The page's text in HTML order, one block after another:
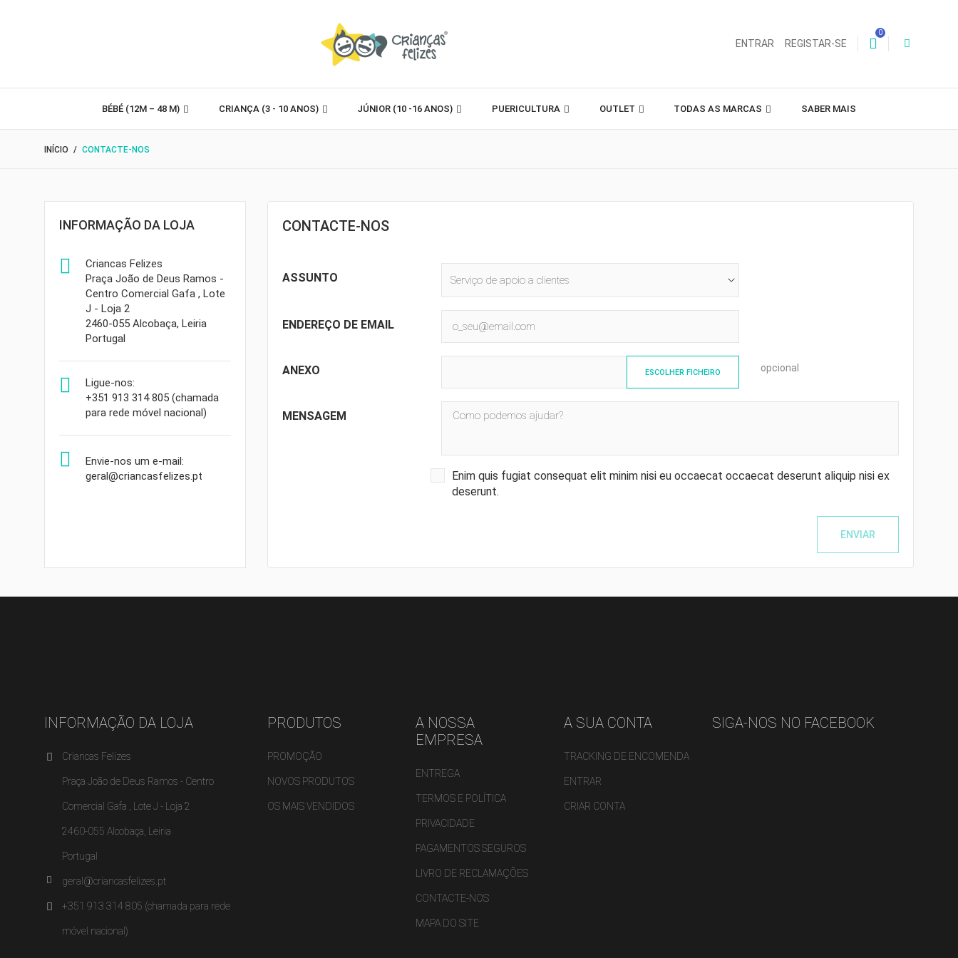
ENTRAR REGISTAR-SE
0
BÉBÉ (12M – 48 M) CRIANÇA (3 - 10 ANOS) JÚNIOR (10 -16 ANOS) PUERICULTURA OUTLET TODAS AS MARCAS SABER MAIS
INÍCIO CONTACTE-NOS
INFORMAÇÃO DA LOJA

Criancas Felizes
Praça João de Deus Ramos -
Centro Comercial Gafa , Lote
J - Loja 2
2460-055 Alcobaça, Leiria
Portugal

Ligue-nos:
+351 913 314 805 (chamada
para rede móvel nacional)

Envie-nos um e-mail:
geral@criancasfelizes.pt
CONTACTE-NOS
ASSUNTO
ENDEREÇO DE EMAIL
ANEXO ESCOLHER FICHEIRO opcional
MENSAGEM
Enim quis fugiat consequat elit minim nisi eu occaecat occaecat deserunt aliquip nisi ex
deserunt.
INFORMAÇÃO DA LOJA
Criancas Felizes
Praça João de Deus Ramos - Centro
Comercial Gafa , Lote J - Loja 2
2460-055 Alcobaça, Leiria
Portugal
geral@criancasfelizes.pt
+351 913 314 805 (chamada para rede
móvel nacional)
PRODUTOS
PROMOÇÃO
NOVOS PRODUTOS
OS MAIS VENDIDOS
A NOSSA
EMPRESA
ENTREGA
TERMOS E POLÍTICA
PRIVACIDADE
PAGAMENTOS SEGUROS
LIVRO DE RECLAMAÇÕES
CONTACTE-NOS
MAPA DO SITE
A SUA CONTA
TRACKING DE ENCOMENDA
ENTRAR
CRIAR CONTA
SIGA-NOS NO FACEBOOK
((CANCELTEXT)) ((MODALDELETETEXT))
((CANCELTEXT))
((CANCELTEXT)) ((LOGINTEXT))